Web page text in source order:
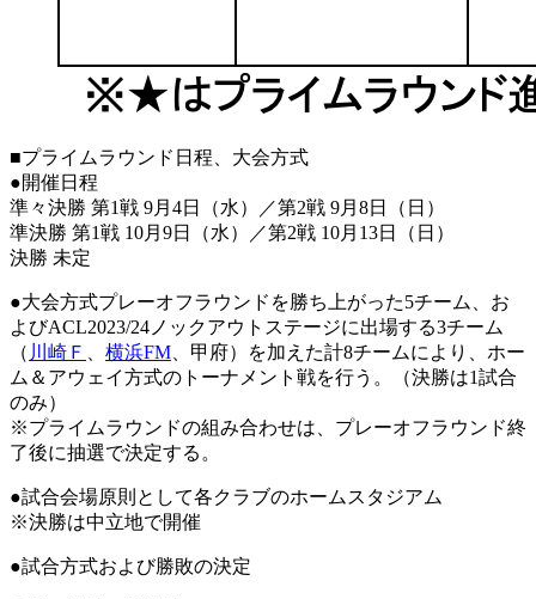
■プライムラウンド日程、大会方式
●開催日程
準々決勝 第1戦 9月4日（水）／第2戦 9月8日（日）
準決勝 第1戦 10月9日（水）／第2戦 10月13日（日）
決勝 未定
●大会方式プレーオフラウンドを勝ち上がった5チーム、お
よびACL2023/24ノックアウトステージに出場する3チーム
（ 川崎Ｆ 横浜FM 、甲府）を加えた計8チームにより、ホー
ム＆アウェイ方式のトーナメント戦を行う。（決勝は1試合
のみ）
※プライムラウンドの組み合わせは、プレーオフラウンド終
了後に抽選で決定する。
●試合会場原則として各クラブのホームスタジアム
※決勝は中立地で開催
●試合方式および勝敗の決定